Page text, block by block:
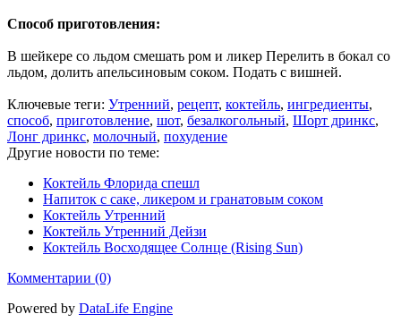
Способ приготовления:
В шейкере со льдом смешать ром и ликер Перелить в бокал со
льдом, долить апельсиновым соком. Подать с вишней.
Ключевые теги: Утренний, рецепт, коктейль, ингредиенты,
способ, приготовление, шот, безалкогольный, Шорт дринкс,
Лонг дринкс, молочный, похудение
Другие новости по теме:
Коктейль Флорида спешл
Напиток с саке, ликером и гранатовым соком
Коктейль Утренний
Коктейль Утренний Дейзи
Коктейль Восходящее Солнце (Rising Sun)
Комментарии (0)
Powered by DataLife Engine